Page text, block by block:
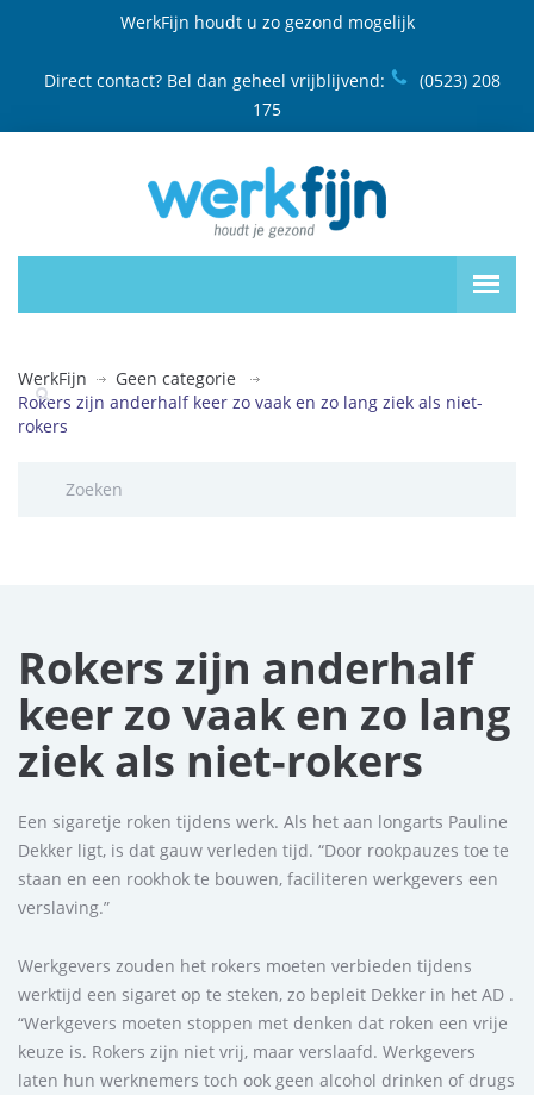
WerkFijn houdt u zo gezond mogelijk
Direct contact? Bel dan geheel vrijblijvend:
(0523) 208
175
WerkFijn
Geen categorie
Rokers zijn anderhalf keer zo vaak en zo lang ziek als niet-
rokers
Rokers zijn anderhalf
keer zo vaak en zo lang
ziek als niet-rokers
Een sigaretje roken tijdens werk. Als het aan longarts Pauline
Dekker ligt, is dat gauw verleden tijd. “Door rookpauzes toe te
staan en een rookhok te bouwen, faciliteren werkgevers een
verslaving.”
Werkgevers zouden het rokers moeten verbieden tijdens
werktijd een sigaret op te steken, zo bepleit Dekker in het AD .
“Werkgevers moeten stoppen met denken dat roken een vrije
keuze is. Rokers zijn niet vrij, maar verslaafd. Werkgevers
laten hun werknemers toch ook geen alcohol drinken of drugs